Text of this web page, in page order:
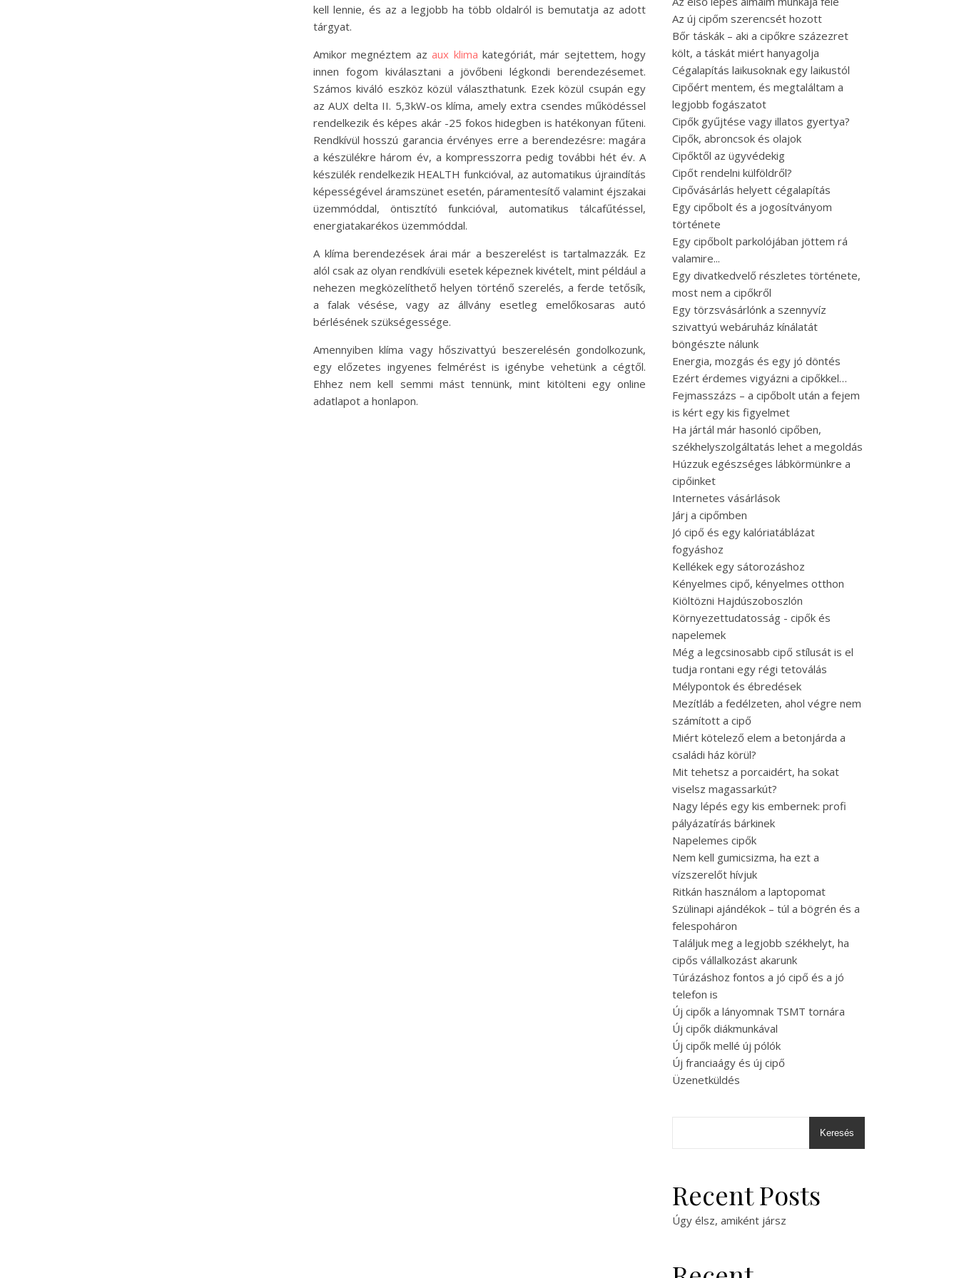
kell lennie, és az a legjobb ha több oldalról is bemutatja az adott
tárgyat.
Amikor megnéztem azaux klima kategóriát, már sejtettem, hogy
innen fogom kiválasztani a jövőbeni légkondi berendezésemet.
Számos kiváló eszköz közül választhatunk. Ezek közül csupán egy
az AUX delta II. 5,3kW-os klíma, amely extra csendes működéssel
rendelkezik és képes akár -25 fokos hidegben is hatékonyan fűteni.
Rendkívül hosszú garancia érvényes erre a berendezésre: magára
a készülékre három év, a kompresszorra pedig további hét év. A
készülék rendelkezik HEALTH funkcióval, az automatikus újraindítás
képességével áramszünet esetén, páramentesítő valamint éjszakai
üzemmóddal, öntisztító funkcióval, automatikus tálcafűtéssel,
energiatakarékos üzemmóddal.
A klíma berendezések árai már a beszerelést is tartalmazzák. Ez
alól csak az olyan rendkívüli esetek képeznek kivételt, mint például a
nehezen megközelíthető helyen történő szerelés, a ferde tetősík,
a falak vésése, vagy az állvány esetleg emelőkosaras autó
bérlésének szükségessége.
Amennyiben klíma vagy hőszivattyú beszerelésén gondolkozunk,
egy előzetes ingyenes felmérést is igénybe vehetünk a cégtől.
Ehhez nem kell semmi mást tennünk, mint kitölteni egy online
adatlapot a honlapon.
Az új cipőm szerencsét hozott
Bőr táskák – aki a cipőkre százezret
költ, a táskát miért hanyagolja
Cégalapítás laikusoknak egy laikustól
Cipőért mentem, és megtaláltam a
legjobb fogászatot
Cipők gyűjtése vagy illatos gyertya?
Cipők, abroncsok és olajok
Cipőktől az ügyvédekig
Cipőt rendelni külföldről?
Cipővásárlás helyett cégalapítás
Egy cipőbolt és a jogosítványom
története
Egy cipőbolt parkolójában jöttem rá
valamire...
Egy divatkedvelő részletes története,
most nem a cipőkről
Egy törzsvásárlónk a szennyvíz
szivattyú webáruház kínálatát
böngészte nálunk
Energia, mozgás és egy jó döntés
Ezért érdemes vigyázni a cipőkkel…
Fejmasszázs – a cipőbolt után a fejem
is kért egy kis figyelmet
Ha jártál már hasonló cipőben,
székhelyszolgáltatás lehet a megoldás
Húzzuk egészséges lábkörmünkre a
cipőinket
Internetes vásárlások
Járj a cipőmben
Jó cipő és egy kalóriatáblázat
fogyáshoz
Kellékek egy sátorozáshoz
Kényelmes cipő, kényelmes otthon
Kiöltözni Hajdúszoboszlón
Környezettudatosság - cipők és
napelemek
Még a legcsinosabb cipő stílusát is el
tudja rontani egy régi tetoválás
Mélypontok és ébredések
Mezítláb a fedélzeten, ahol végre nem
számított a cipő
Miért kötelező elem a betonjárda a
családi ház körül?
Mit tehetsz a porcaidért, ha sokat
viselsz magassarkút?
Nagy lépés egy kis embernek: profi
pályázatírás bárkinek
Napelemes cipők
Nem kell gumicsizma, ha ezt a
vízszerelőt hívjuk
Ritkán használom a laptopomat
Szülinapi ajándékok – túl a bögrén és a
felespoháron
Találjuk meg a legjobb székhelyt, ha
cipős vállalkozást akarunk
Túrázáshoz fontos a jó cipő és a jó
telefon is
Új cipők a lányomnak TSMT tornára
Új cipők diákmunkával
Új cipők mellé új pólók
Új franciaágy és új cipő
Üzenetküldés
Keresés
Recent Posts
Úgy élsz, amiként jársz